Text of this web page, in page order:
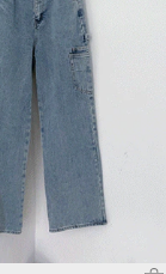
자체제작